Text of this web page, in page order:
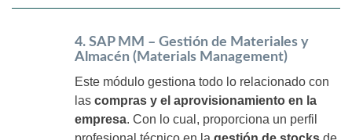
4. SAP MM – Gestión de Materiales y
Almacén (Materials Management)
Este módulo gestiona todo lo relacionado con
las compras y el aprovisionamiento en la
empresa. Con lo cual, proporciona un perfil